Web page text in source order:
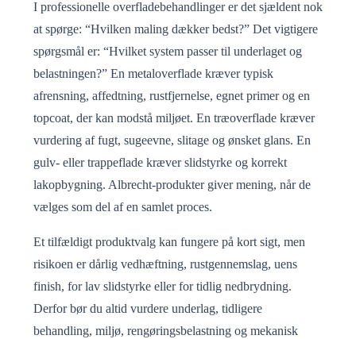
I professionelle overfladebehandlinger er det sjældent nok
at spørge: “Hvilken maling dækker bedst?” Det vigtigere
spørgsmål er: “Hvilket system passer til underlaget og
belastningen?” En metaloverflade kræver typisk
afrensning, affedtning, rustfjernelse, egnet primer og en
topcoat, der kan modstå miljøet. En træoverflade kræver
vurdering af fugt, sugeevne, slitage og ønsket glans. En
gulv- eller trappeflade kræver slidstyrke og korrekt
lakopbygning. Albrecht-produkter giver mening, når de
vælges som del af en samlet proces.
Et tilfældigt produktvalg kan fungere på kort sigt, men
risikoen er dårlig vedhæftning, rustgennemslag, uens
finish, for lav slidstyrke eller for tidlig nedbrydning.
Derfor bør du altid vurdere underlag, tidligere
behandling, miljø, rengøringsbelastning og mekanisk